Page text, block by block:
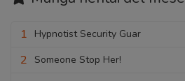
1 Hypnotist Security Guar
2 Someone Stop Her!